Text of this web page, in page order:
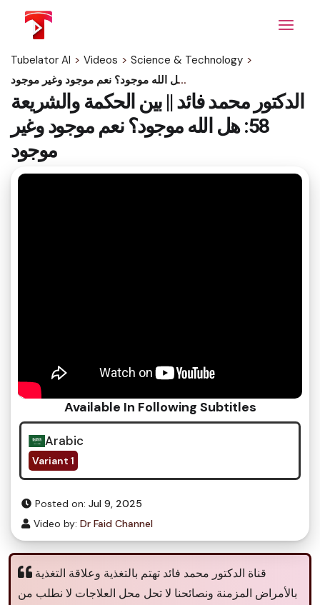
content
Tubelator AI > Videos > Science & Technology >
الدكتور محمد فائد || بين الحكمة والشريعة 58: هل الله موجود؟ نعم موجود وغير موجود
الدكتور محمد فائد || بين الحكمة والشريعة
58: هل الله موجود؟ نعم موجود وغير
موجود
Available In Following Subtitles
Arabic
Variant 1
Posted on: Jul 9, 2025
Video by: Dr Faid Channel
بالأمراض المزمنة ونصائحنا لا تحل محل العلاجات لا نطلب من